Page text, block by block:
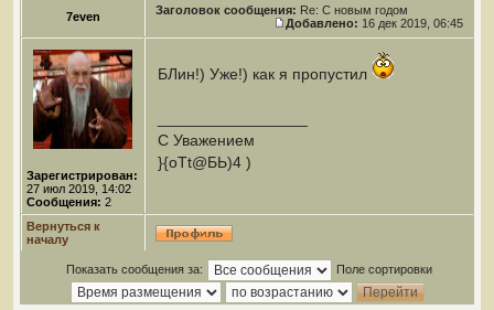
7even Заголовок сообщения: Re: С новым годом
Добавлено: 16 дек 2019, 06:45
Зарегистрирован:
27 июл 2019, 14:02
Сообщения: 2
БЛин!) Уже!) как я пропустил
С Уважением
}{oTt@БЬ)4 )
Вернуться к
началу
Показать сообщения за: Поле сортировки